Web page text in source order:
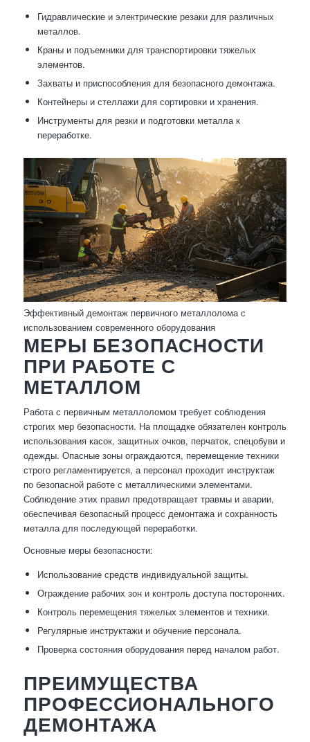
Гидравлические и электрические резаки для различных
металлов.
Краны и подъемники для транспортировки тяжелых
элементов.
Захваты и приспособления для безопасного демонтажа.
Контейнеры и стеллажи для сортировки и хранения.
Инструменты для резки и подготовки металла к
переработке.
Эффективный демонтаж первичного металлолома с
использованием современного оборудования
МЕРЫ БЕЗОПАСНОСТИ
ПРИ РАБОТЕ С
МЕТАЛЛОМ
Работа с первичным металлоломом требует соблюдения
строгих мер безопасности. На площадке обязателен контроль
использования касок, защитных очков, перчаток, спецобуви и
одежды. Опасные зоны ограждаются, перемещение техники
строго регламентируется, а персонал проходит инструктаж
по безопасной работе с металлическими элементами.
Соблюдение этих правил предотвращает травмы и аварии,
обеспечивая безопасный процесс демонтажа и сохранность
металла для последующей переработки.
Основные меры безопасности:
Использование средств индивидуальной защиты.
Ограждение рабочих зон и контроль доступа посторонних.
Контроль перемещения тяжелых элементов и техники.
Регулярные инструктажи и обучение персонала.
Проверка состояния оборудования перед началом работ.
ПРЕИМУЩЕСТВА
ПРОФЕССИОНАЛЬНОГО
ДЕМОНТАЖА